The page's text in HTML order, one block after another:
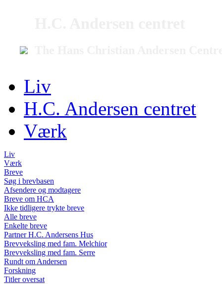
Liv
H.C. Andersen centret
Værk
Liv
Værk
Breve
Søg i brevbasen
Afsendere og modtagere
Breve om HCA
Ikke tidligere trykte breve
Alle breve
Enkelte breve
Partner H.C. Andersens Hus
Brevveksling med fam. Melchior
Brevveksling med fam. Serre
Rundt om Andersen
Forskning
Titler oversat